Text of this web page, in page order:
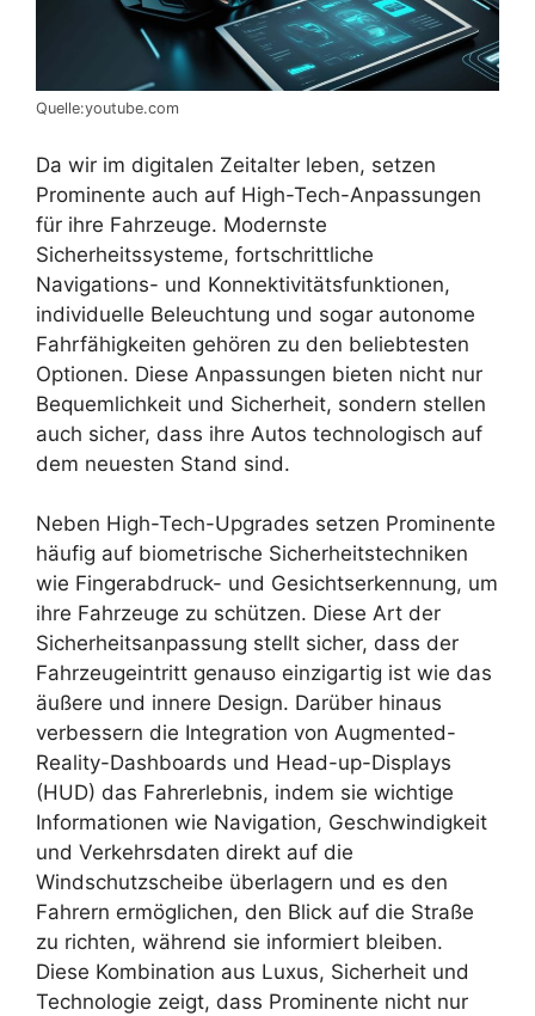
Quelle:youtube.com
Da wir im digitalen Zeitalter leben, setzen
Prominente auch auf High-Tech-Anpassungen
für ihre Fahrzeuge. Modernste
Sicherheitssysteme, fortschrittliche
Navigations- und Konnektivitätsfunktionen,
individuelle Beleuchtung und sogar autonome
Fahrfähigkeiten gehören zu den beliebtesten
Optionen. Diese Anpassungen bieten nicht nur
Bequemlichkeit und Sicherheit, sondern stellen
auch sicher, dass ihre Autos technologisch auf
dem neuesten Stand sind.
Neben High-Tech-Upgrades setzen Prominente
häufig auf biometrische Sicherheitstechniken
wie Fingerabdruck- und Gesichtserkennung, um
ihre Fahrzeuge zu schützen. Diese Art der
Sicherheitsanpassung stellt sicher, dass der
Fahrzeugeintritt genauso einzigartig ist wie das
äußere und innere Design. Darüber hinaus
verbessern die Integration von Augmented-
Reality-Dashboards und Head-up-Displays
(HUD) das Fahrerlebnis, indem sie wichtige
Informationen wie Navigation, Geschwindigkeit
und Verkehrsdaten direkt auf die
Windschutzscheibe überlagern und es den
Fahrern ermöglichen, den Blick auf die Straße
zu richten, während sie informiert bleiben.
Diese Kombination aus Luxus, Sicherheit und
Technologie zeigt, dass Prominente nicht nur